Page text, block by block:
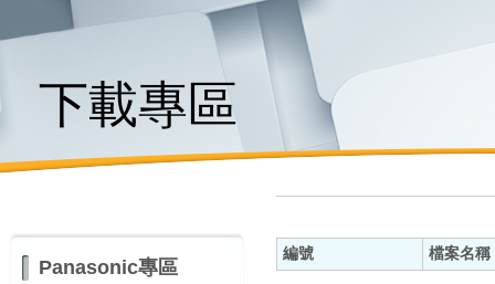
下載專區
Panasonic專區
編號 檔案名稱